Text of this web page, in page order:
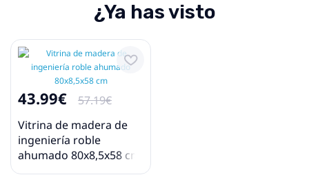
¿Ya has visto
43.99€
57.19€
Vitrina de madera de
ingeniería roble
ahumado 80x8,5x58 cm